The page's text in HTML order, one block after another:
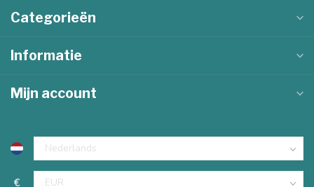
Categorieën
Informatie
Mijn account
€